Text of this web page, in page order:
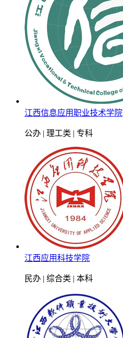
江西信息应用职业技术学院
公办 | 理工类 | 专科
江西应用科技学院
民办 | 综合类 | 本科